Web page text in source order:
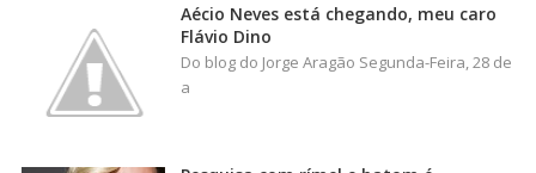
Aécio Neves está chegando, meu caro
Flávio Dino
Do blog do Jorge Aragão Segunda-Feira, 28 de
a